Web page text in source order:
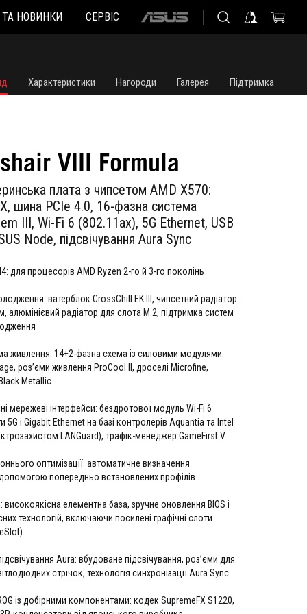
ТА НОВИНКИ СЕРВІС
ASUS
Характеристики Нагороди Галерея Підтримка
VIII Formula
плата з чипсетом AMD X570:
шина PCIe 4.0, 16-фазна система
III, Wi-Fi 6 (802.11ax), 5G Ethernet, USB
Node, підсвічування Aura Sync
для процесорів AMD Ryzen 2-го й 3-го поколінь
ватерблок CrossChill EK III, чипсетний радіатор
алюмінієвий радіатор для слота M.2, підтримка систем
живлення: 14+2-фазна схема із силовими модулями
роз’єми живлення ProCool II, дроселі Microfine,
Metallic
мережеві інтерфейси: бездротової модуль Wi-Fi 6
5G і Gigabit Ethernet на базі контролерів Aquantia та Intel
LANGuard), трафік-менеджер GameFirst V
оптимізації: автоматичне визначення
попередньо встановлених профілів
високоякісна елементна база, зручне оновлення BIOS і
технологій, включаючи посилені графічні слоти
Aura: вбудоване підсвічування, роз’єми для
стрічок, технологія синхронізації Aura Sync
із добірними компонентами: кодек SupremeFX S1220,